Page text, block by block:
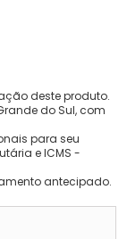
deste produto.
do Sul, com
para seu
e ICMS -
antecipado.